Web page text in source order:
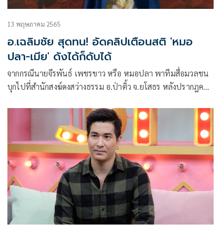
13 พฤษภาคม 2565
อ.เฉลิมชัย สุดทน! อัดคลิปเตือนสติ 'หมอ
ปลา-เมีย' ดังได้ก็ดับได้
จากกรณีนายจีรพันธ์ เพชรขาว หรือ หมอปลา พาทีมสื่อมวลชน
บุกไปที่สำนักสงฆ์ดงสว่างธรรม อ.ป่าติ้ว จ.ยโสธร หลังปรากฎคลิป